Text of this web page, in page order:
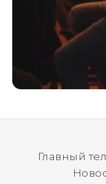
Главный